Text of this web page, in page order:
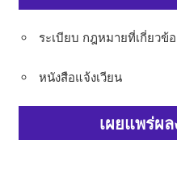
ระเบียบ กฎหมายที่เกี่ยวข้
หนังสือแจ้งเวียน
เผยแพร่ผ